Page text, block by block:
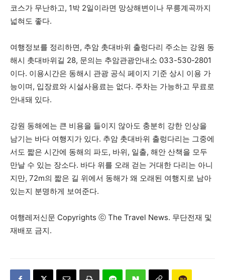
코스가 무난하고, 1박 2일이라면 망상해변이나 무릉계곡까지
넓혀도 좋다.
여행정보를 정리하면, 추암 촛대바위 출렁다리 주소는 강원 동
해시 촛대바위길 28, 문의는 추암관광안내소 033-530-2801
이다. 이용시간은 동해시 관광 공식 페이지 기준 상시 이용 가
능이며, 입장료와 시설사용료는 없다. 주차는 가능하고 무료로
안내돼 있다.
강원 동해에는 큰 비용을 들이지 않아도 충분히 강한 인상을
남기는 바다 여행지가 있다. 추암 촛대바위 출렁다리는 그중에
서도 짧은 시간에 동해의 파도, 바위, 일출, 해안 산책을 모두
만날 수 있는 장소다. 바다 위를 오래 걷는 거대한 다리는 아니
지만, 72m의 짧은 길 위에서 동해가 왜 오래된 여행지로 남아
있는지 분명하게 보여준다.
여행레저신문 Copyrights ⓒ The Travel News. 무단전재 및
재배포 금지.